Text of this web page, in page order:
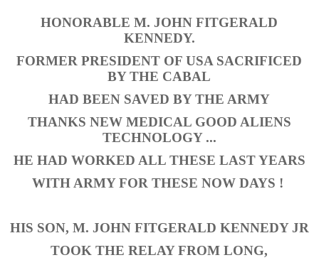
HONORABLE M. JOHN FITGERALD
KENNEDY.
FORMER PRESIDENT OF USA SACRIFICED
BY THE CABAL
HAD BEEN SAVED BY THE ARMY
THANKS NEW MEDICAL GOOD ALIENS
TECHNOLOGY ...
HE HAD WORKED ALL THESE LAST YEARS
WITH ARMY FOR THESE NOW DAYS !
HIS SON, M. JOHN FITGERALD KENNEDY JR
TOOK THE RELAY FROM LONG,